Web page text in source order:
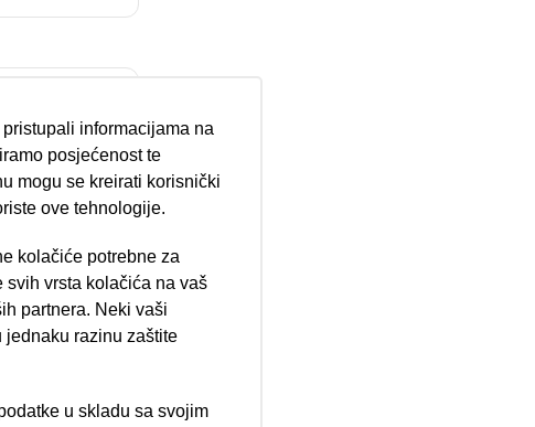
102, Resnik
informacijama na
posjećenost te
mogu se kreirati korisnički
ove tehnologije.
kolačiće potrebne za
svih vrsta kolačića na vaš
partnera. Neki vaši
jednaku razinu zaštite
u skladu sa svojim